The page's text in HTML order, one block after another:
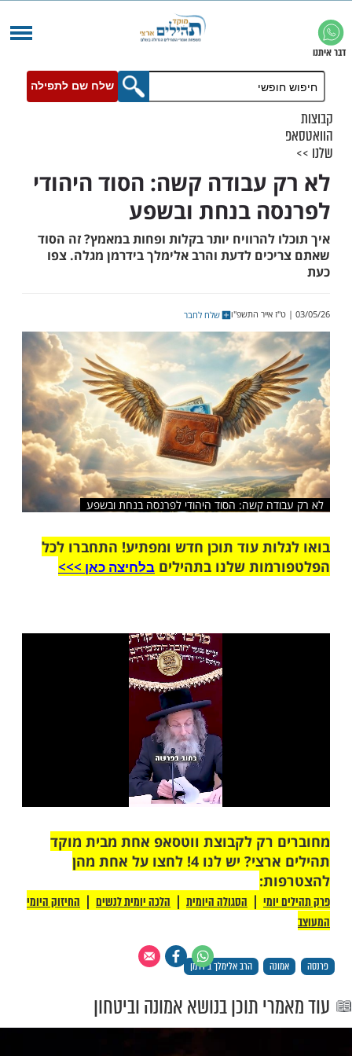
שלח שם לתפילה
עבודה קשה: הסוד היהודי
בנחת ובשפע
לדעת והרב אלימלך בידרמן מגלה. צפו
שלח לחבר
קשה: הסוד היהודי לפרנסה בנחת ובשפע
עוד תוכן חדש ומפתיע! התחברו לכל
שלנו בתהיליםבלחיצה כאן >>>​